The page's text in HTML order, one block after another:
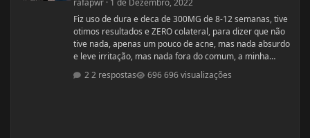
rafapwr · 1 de Dezembro, 2022
Fiz uso de dura e deca de 300MG de 8-12 semanas, tive
otimos resultados e ZERO colateral, para dizer que não
tive nada, apenas um pouco de acne, mas nada absurdo
e leve irritação, mas nada fora do comum, a minha
dúvida seria, se posso continuar com essas dosagens
ou devo parar e seguir com outras recomendações,
2 respostas 696 visualizações